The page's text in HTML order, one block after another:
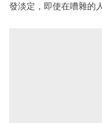
發淡定，即使在嘈雜的